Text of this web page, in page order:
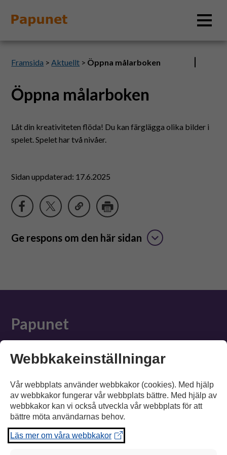
Information
Material
Tillgänglighet
Framsida >Aktuellt > Öppna målarboken
Öppna målarboken
Låt din kreativiteten flöda! Du kan färglägga olika bilder i
spelet. Spelet har två nivåer.
Sidan uppdaterad: 17.6.2025
Ge respons om den här sidan
Papunet
Information
Verktyg
Tillgänglighet
Suomeksi
Webbkakeinställningar
Vår webbplats använder webbkakor (cookies). Med hjälp
av webbkakor fungerar vår webbplats bättre. Med hjälp av
webbkakor kan vi också utveckla vår webbplats för att
bättre möta användarnas behov.
Läs mer om våra webbkakor